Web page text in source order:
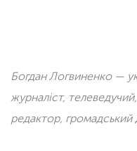
Богдан Логвиненко —
журналіст,
редактор, громадський